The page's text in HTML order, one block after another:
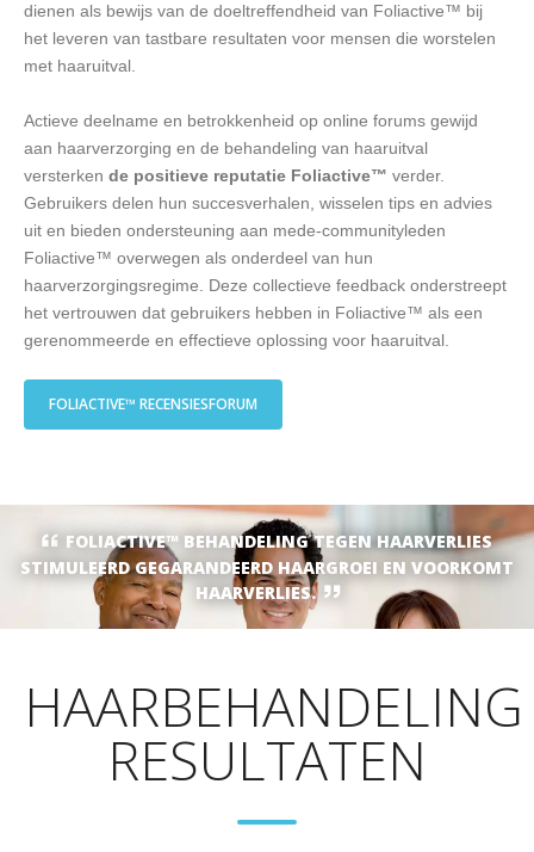
dienen als bewijs van de doeltreffendheid van Foliactive™ bij
het leveren van tastbare resultaten voor mensen die worstelen
met haaruitval.
Actieve deelname en betrokkenheid op online forums gewijd
aan haarverzorging en de behandeling van haaruitval
versterken de positieve reputatie Foliactive™ verder.
Gebruikers delen hun succesverhalen, wisselen tips en advies
uit en bieden ondersteuning aan mede-communityleden
Foliactive™ overwegen als onderdeel van hun
haarverzorgingsregime. Deze collectieve feedback onderstreept
het vertrouwen dat gebruikers hebben in Foliactive™ als een
gerenommeerde en effectieve oplossing voor haaruitval.
FOLIACTIVE™ RECENSIESFORUM
FOLIACTIVE™ BEHANDELING TEGEN HAARVERLIES
STIMULEERD GEGARANDEERD HAARGROEI EN VOORKOMT
HAARVERLIES.
HAARBEHANDELING
RESULTATEN